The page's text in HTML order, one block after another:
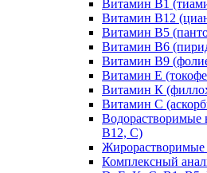
Витамин В1
Витамин В12
Витамин В5
Витамин В6
Витамин В9
Витамин Е
Витамин К
Витамин С
В12, С)
Комплексный